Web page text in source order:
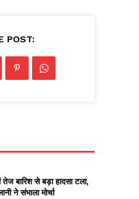
POST:
तेज बारिश से बड़ा हादसा टला,
ने संभाला मोर्चा